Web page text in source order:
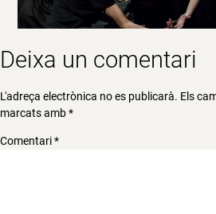
Deixa un comentari
L'adreça electrònica no es publicarà. Els
marcats amb*
Comentari*